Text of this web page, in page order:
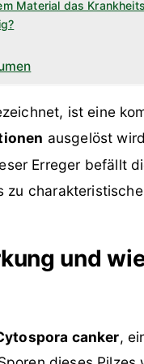
Material das
ist eine
ausgelöst
Erreger befällt
zu
und
canker,